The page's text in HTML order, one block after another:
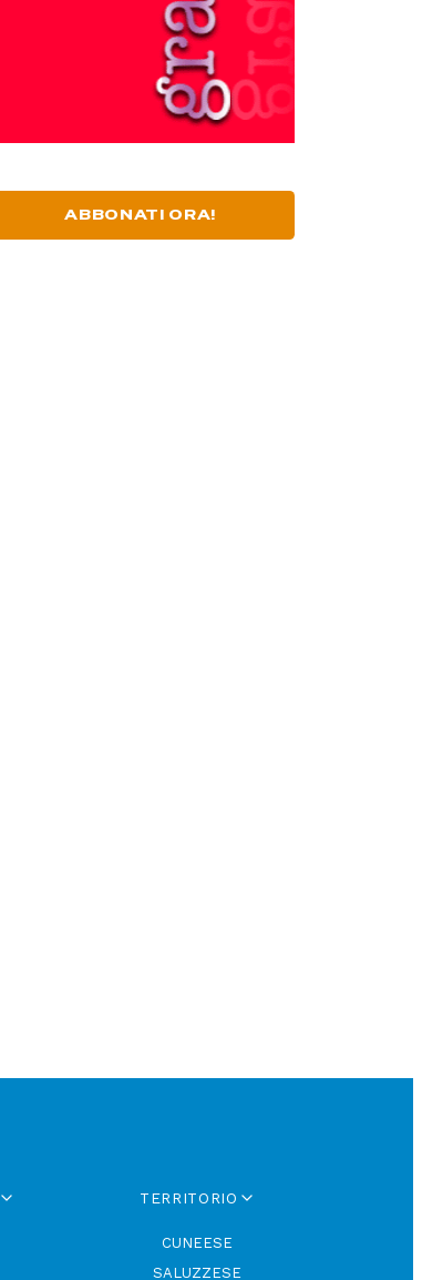
ABBONATI ORA!
TERRITORIO
CUNEESE
SALUZZESE